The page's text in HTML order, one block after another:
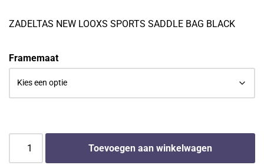
ZADELTAS NEW LOOXS SPORTS SADDLE BAG BLACK
Framemaat
Toevoegen aan winkelwagen